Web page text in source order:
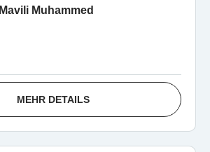
Mavili Muhammed
MEHR DETAILS